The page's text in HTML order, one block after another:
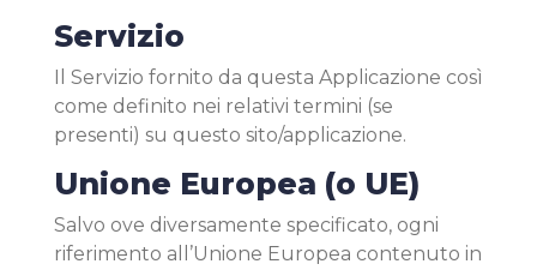
Servizio
Il Servizio fornito da questa Applicazione così
come definito nei relativi termini (se
presenti) su questo sito/applicazione.
Unione Europea (o UE)
Salvo ove diversamente specificato, ogni
riferimento all’Unione Europea contenuto in